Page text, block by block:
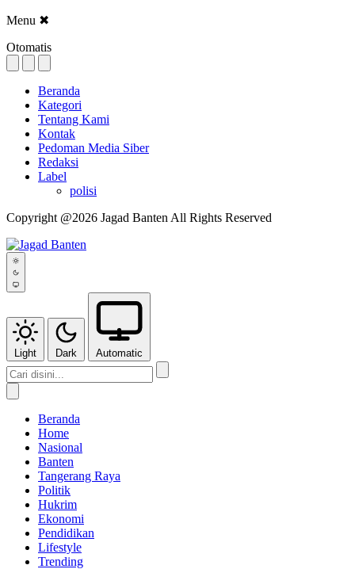
Menu ✖
Otomatis
Beranda
Kategori
Tentang Kami
Kontak
Pedoman Media Siber
Redaksi
Label
polisi
Copyright @2026 Jagad Banten All Rights Reserved
Light Dark Automatic
Beranda
Home
Nasional
Banten
Tangerang Raya
Politik
Hukrim
Ekonomi
Pendidikan
Lifestyle
Trending